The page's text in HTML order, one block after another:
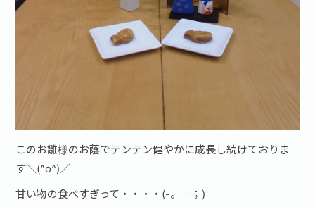
このお雛様のお蔭でテンテン健やかに成長し続けておりま
す＼(^o^)／
甘い物の食べすぎって・・・・(-。－；)